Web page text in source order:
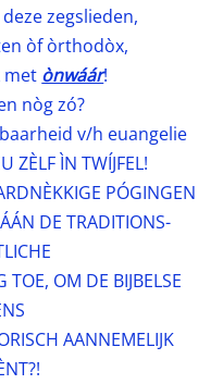
zegslieden,
òf òrthodòx,
met ònwáár!
nòg zó?
v/h euangelie
ÌN TWÍJFEL!
PÓGINGEN
DE TRADITIONS-
OM DE BIJBELSE
AANNEMELIJK